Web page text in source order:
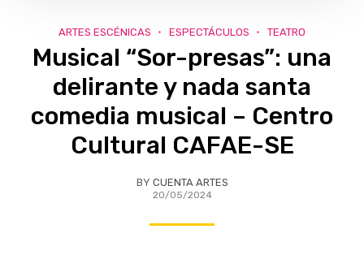
ARTES ESCÉNICAS ESPECTÁCULOS TEATRO
Musical “Sor-presas”: una
delirante y nada santa
comedia musical – Centro
Cultural CAFAE-SE
BY CUENTA ARTES
20/05/2024